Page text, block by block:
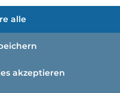
alle
akzeptieren